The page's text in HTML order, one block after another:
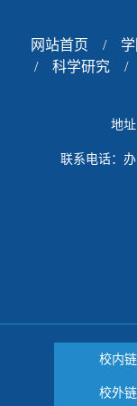
网站首页 /
/
科学研究 /
地
联系电话：
校内
校外